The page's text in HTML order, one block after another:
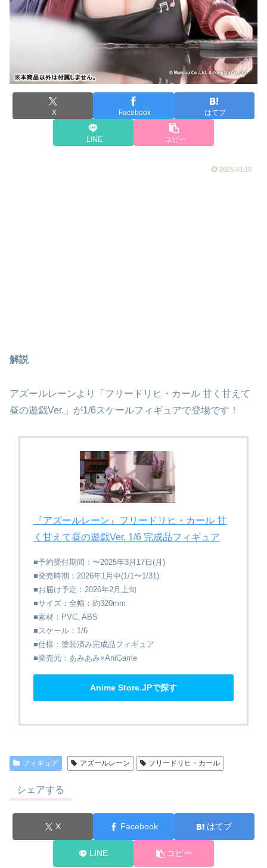
X Facebook はてブ
LINE コピー
2025.03.10
解説
アズールレーンより「フリードリヒ・カール 甘く甘えて
昼の遊戯Ver.」が1/6スケールフィギュアで登場です！
『アズールレーン』フリードリヒ・カール 甘
く​甘えて昼の​遊戯Ver. 1/6 完成品フィギュア
■予約受付期間：〜2025年3月17日(月)
■発売時期：2026年1月中(1/1〜1/31)
■お届け予定：2026年2月上旬
■サイズ：全幅：約320mm
■素材：PVC, ABS
■スケール：1/6
■仕様：塗装済み完成品フィギュア
■発売元：あみあみ×AniGame
Anime Store.JPで探す
フィギュア アズールレーン フリードリヒ・カール
シェアする
X Facebook はてブ
LINE コピー